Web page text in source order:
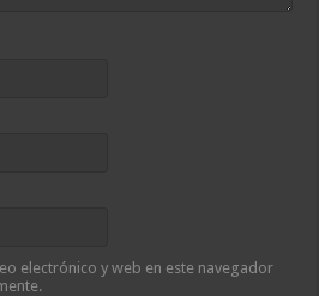
electrónico y web en este navegador